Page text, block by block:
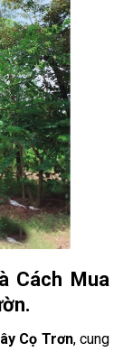
Cách Mua
Cọ Trơn, cung